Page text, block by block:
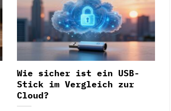
Wie sicher ist ein USB-
Stick im Vergleich zur
Cloud?